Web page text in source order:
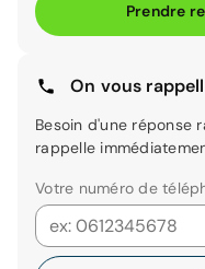
Prendre
On vous
Besoin d'une réponse
rappelle
Votre numéro de